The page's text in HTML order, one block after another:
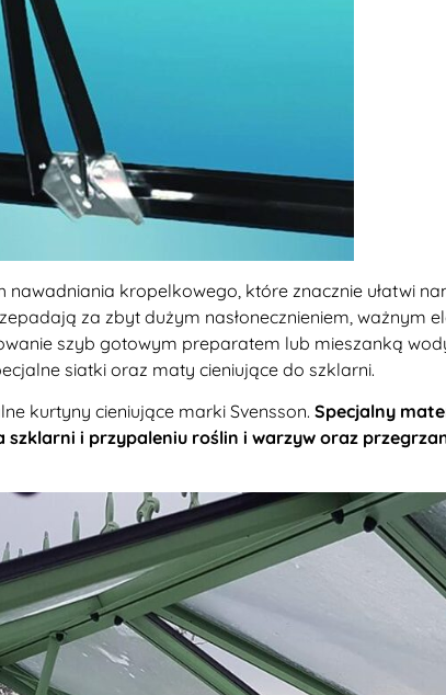
kropelkowego, które znacznie ułatwi
za zbyt dużym nasłonecznieniem, ważnym
szyb gotowym preparatem lub mieszanką
siatki oraz maty cieniujące do szklarni.
kurtyny cieniujące marki Svensson. Specjalny
szklarni i przypaleniu roślin i warzyw oraz